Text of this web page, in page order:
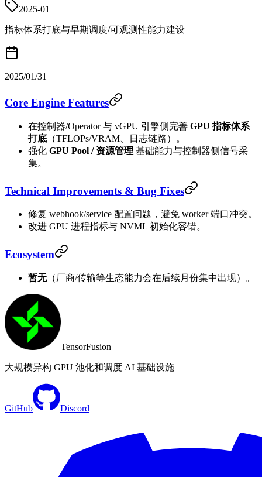
2025-01
指标体系打底与早期调度/可观测性能力建设
2025/01/31
Core Engine Features
在控制器/Operator 与 vGPU 引擎侧完善 GPU 指标体系
打底 （TFLOPs/VRAM、日志链路）。
强化 GPU Pool / 资源管理 基础能力与控制器侧信号采
集。
Technical Improvements & Bug Fixes
修复 webhook/service 配置问题，避免 worker 端口冲突。
改进 GPU 进程指标与 NVML 初始化容错。
Ecosystem
暂无（厂商/传输等生态能力会在后续月份集中出现）。
TensorFusion
大规模异构 GPU 池化和调度 AI 基础设施
GitHub Discord